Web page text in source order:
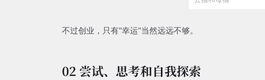
不过创业，只有“幸运”当然远远不够。
02 尝试、思考和自我探索